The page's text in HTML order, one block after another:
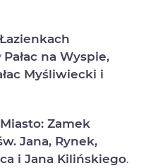
Łazienkach
Pałac na Wyspie,
Myśliwiecki i
Zamek
Jana, Rynek,
i Jana Kilińskiego.